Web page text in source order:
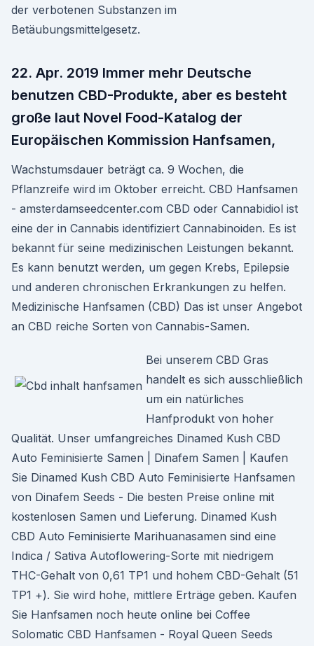
der verbotenen Substanzen im
Betäubungsmittelgesetz.
22. Apr. 2019 Immer mehr Deutsche
benutzen CBD-Produkte, aber es besteht
große laut Novel Food-Katalog der
Europäischen Kommission Hanfsamen,
Wachstumsdauer beträgt ca. 9 Wochen, die
Pflanzreife wird im Oktober erreicht. CBD Hanfsamen
- amsterdamseedcenter.com CBD oder Cannabidiol ist
eine der in Cannabis identifiziert Cannabinoiden. Es ist
bekannt für seine medizinischen Leistungen bekannt.
Es kann benutzt werden, um gegen Krebs, Epilepsie
und anderen chronischen Erkrankungen zu helfen.
Medizinische Hanfsamen (CBD) Das ist unser Angebot
an CBD reiche Sorten von Cannabis-Samen.
Bei unserem CBD Gras
handelt es sich ausschließlich
um ein natürliches
Hanfprodukt von hoher
Qualität. Unser umfangreiches Dinamed Kush CBD
Auto Feminisierte Samen | Dinafem Samen | Kaufen
Sie Dinamed Kush CBD Auto Feminisierte Hanfsamen
von Dinafem Seeds - Die besten Preise online mit
kostenlosen Samen und Lieferung. Dinamed Kush
CBD Auto Feminisierte Marihuanasamen sind eine
Indica / Sativa Autoflowering-Sorte mit niedrigem
THC-Gehalt von 0,61 TP1 und hohem CBD-Gehalt (51
TP1 +). Sie wird hohe, mittlere Erträge geben. Kaufen
Sie Hanfsamen noch heute online bei Coffee
Solomatic CBD Hanfsamen - Royal Queen Seeds